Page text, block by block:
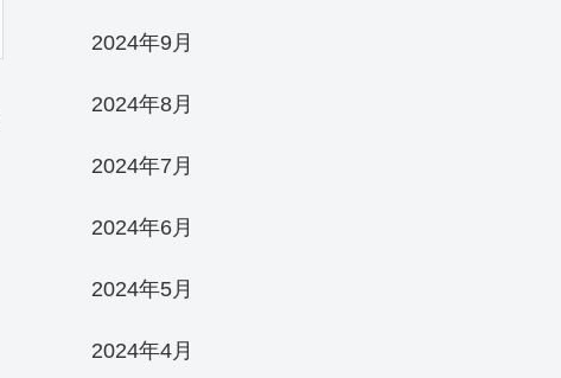
2024年9月
2024年8月
2024年7月
2024年6月
2024年5月
2024年4月